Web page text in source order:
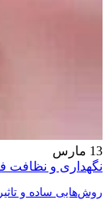
13 مارس
نگهداری و
روش‌هایی ساده و